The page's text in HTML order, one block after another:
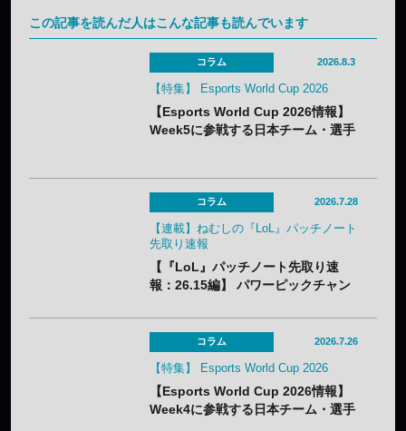
この記事を読んだ人はこんな記事も読んでいます
コラム 2026.8.3
【特集】 Esports World Cup 2026
【Esports World Cup 2026情報】
Week5に参戦する日本チーム・選手
コラム 2026.7.28
【連載】ねむしの『LoL』パッチノート
先取り速報
【『LoL』パッチノート先取り速
報：26.15編】 パワーピックチャン
いにナーフ。「バスティオンブレイ
カー」はやり過ぎバフでメタアイテ
コラム 2026.7.26
【特集】 Esports World Cup 2026
【Esports World Cup 2026情報】
Week4に参戦する日本チーム・選手